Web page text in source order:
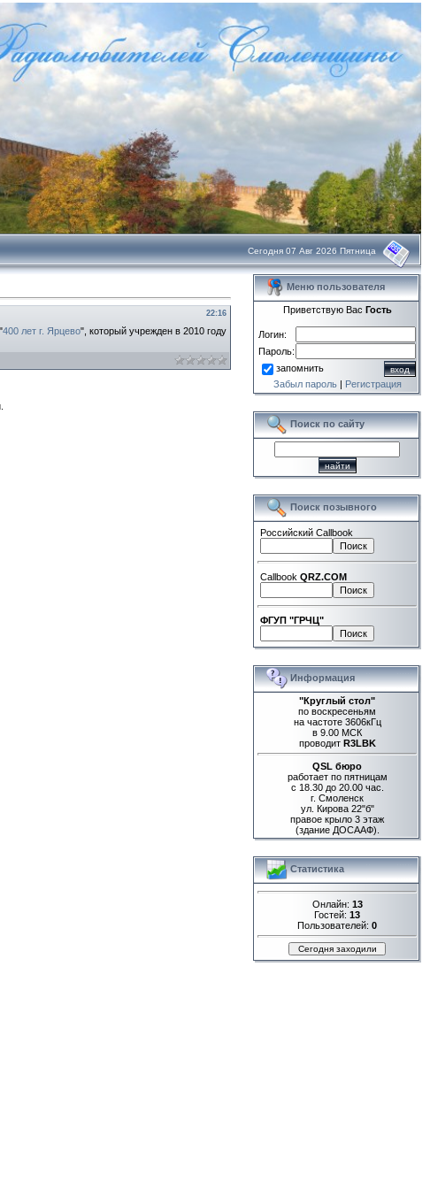
Сегодня 07 Авг 2026 Пятница
22:16
400 лет г. Ярцево", который учрежден в 2010 году
Меню пользователя
Приветствую Вас Гость
Логин:
Пароль:
запомнить
Забыл пароль| Регистрация
Поиск по сайту
Поиск позывного
Российский Callbook
Callbook QRZ.COM
ФГУП "ГРЧЦ"
Информация
"Круглый стол"
по воскресеньям
на частоте 3606кГц
в 9.00 МСК
проводит R3LBK
QSL бюро
работает по пятницам
с 18.30 до 20.00 час.
г. Смоленск
ул. Кирова 22"б"
правое крыло 3 этаж
(здание ДОСААФ).
Статистика
Онлайн: 13
Гостей: 13
Пользователей: 0